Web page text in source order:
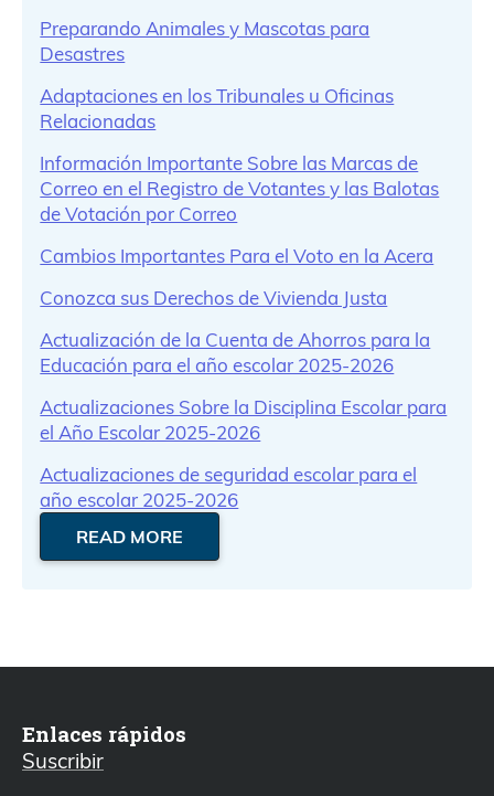
Preparando Animales y Mascotas para
Desastres
Adaptaciones en los Tribunales u Oficinas
Relacionadas
Información Importante Sobre las Marcas de
Correo en el Registro de Votantes y las Balotas
de Votación por Correo
Cambios Importantes Para el Voto en la Acera
Conozca sus Derechos de Vivienda Justa
Actualización de la Cuenta de Ahorros para la
Educación para el año escolar 2025-2026
Actualizaciones Sobre la Disciplina Escolar para
el Año Escolar 2025-2026
Actualizaciones de seguridad escolar para el
año escolar 2025-2026
READ MORE
Enlaces rápidos
Suscribir